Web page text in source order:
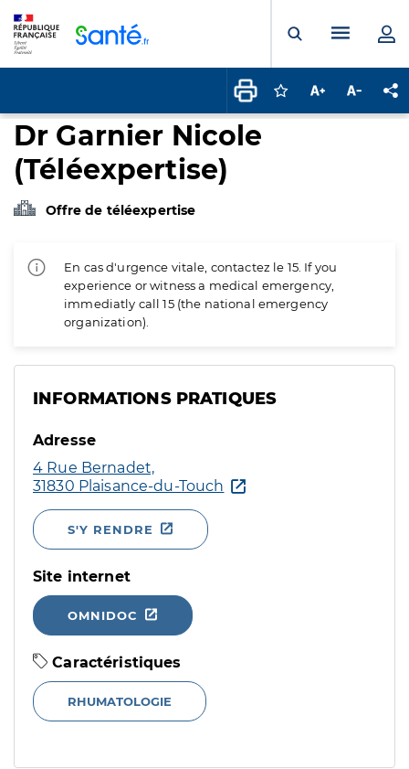
Ouvrir laMenu
Connectez-vous
Augmenter la
Dr Garnier Nicole
(Téléexpertise)
Offre de téléexpertise
En cas d'urgence vitale, contactez le 15. If you
experience or witness a medical emergency,
immediatly call 15 (the national emergency
organization).
INFORMATIONS PRATIQUES
Adresse
4 Rue Bernadet,
31830 Plaisance-du-Touch
S'Y RENDRE
Site internet
OMNIDOC
Caractéristiques
RHUMATOLOGIE